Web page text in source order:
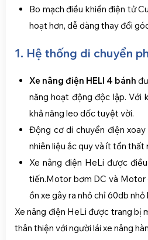
Bo mạch điều khiển điện tử
hoạt hơn, dễ dàng thay đổi
1. Hệ thống di chuyển
Xe nâng điện HELI 4 bánh
năng hoạt động độc lập. Với
khả năng leo dốc tuyệt vời.
Động cơ di chuyển điện
nhiên liệu ắc quy và ít tổn thất
Xe nâng điện HeLi được
tiến.Motor bơm DC và Motor
ồn xe gây ra nhỏ chỉ 60db
Xe nâng điện HeLi được trang bị
thân thiện với người lái xe nâng